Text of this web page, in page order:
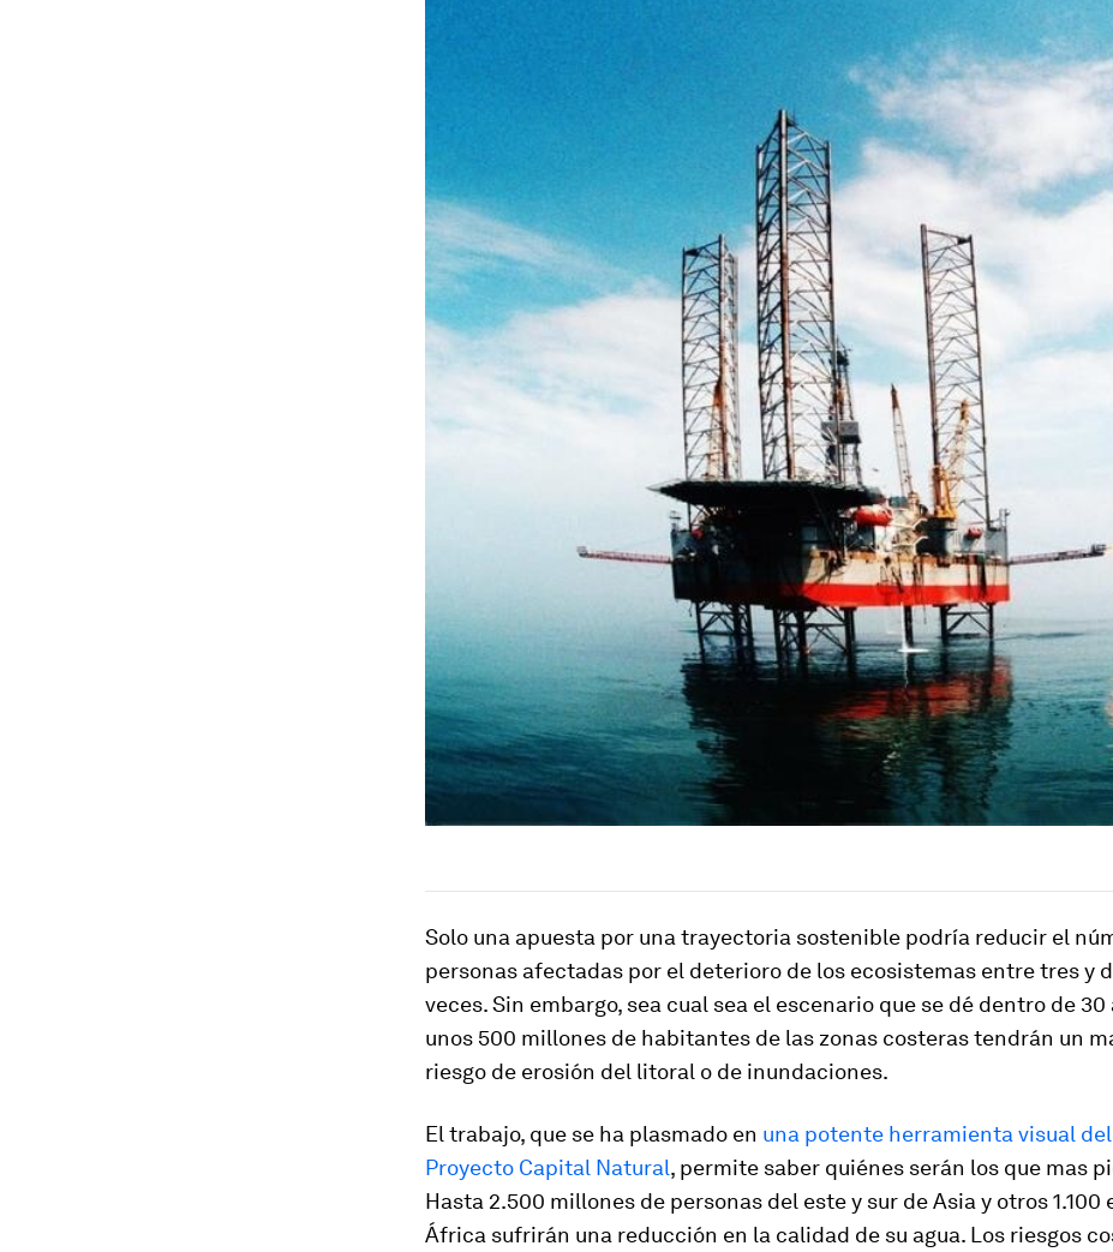
Solo una apuesta por una trayectoria sostenible podría reducir el
personas afectadas por el deterioro de los ecosistemas entre tres y
veces. Sin embargo, sea cual sea el escenario que se dé dentro de 30
unos 500 millones de habitantes de las zonas costeras tendrán un
riesgo de erosión del litoral o de inundaciones.
El trabajo, que se ha plasmado en una potente herramienta visual del
Proyecto Capital Natural, permite saber quiénes serán los que mas
Hasta 2.500 millones de personas del este y sur de Asia y otros 1.100
África sufrirán una reducción en la calidad de su agua. Los riesgos